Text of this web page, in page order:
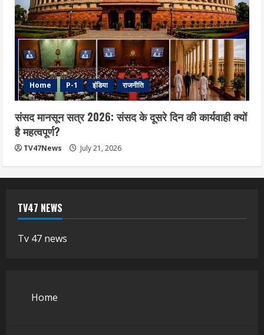
Home P-1 इंडिया राजनीति
संसद मानसून सत्र 2026: संसद के दूसरे दिन की कार्यवाही क्यों
है महत्वपूर्ण?
TV47News July 21, 2026
TV47 NEWS
Tv 47 news
Home